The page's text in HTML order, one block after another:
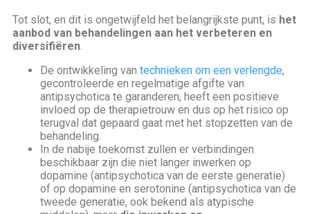
Tot slot, en dit is ongetwijfeld het belangrijkste punt, is het
aanbod van behandelingen aan het verbeteren en
diversifiëren
De ontwikkeling van technieken om een verlengde,
gecontroleerde en regelmatige afgifte van
antipsychotica te garanderen, heeft een positieve
invloed op de therapietrouw en dus op het risico op
terugval dat gepaard gaat met het stopzetten van de
behandeling.
In de nabije toekomst zullen er verbindingen
beschikbaar zijn die niet langer inwerken op
dopamine (antipsychotica van de eerste generatie)
of op dopamine en serotonine (antipsychotica van de
tweede generatie, ook bekend als atypische